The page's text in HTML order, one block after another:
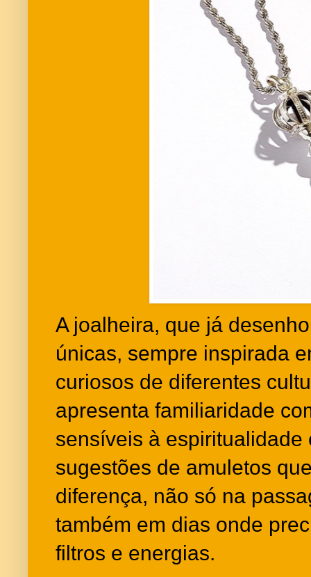
A joalheira, que já
únicas, sempre inspirada
curiosos de diferentes
apresenta familiaridade
sensíveis à espiritualidade
sugestões de amuletos
diferença, não só na
também em dias onde
filtros e energias.